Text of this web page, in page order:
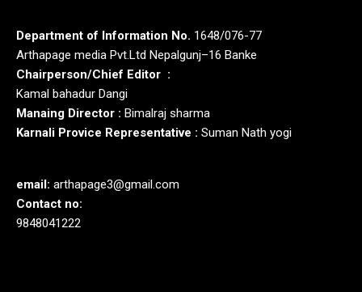
Department of Information No. 1648/076-77
Arthapage media Pvt.Ltd Nepalgunj–16 Banke
Chairperson/Chief Editor :
Kamal bahadur Dangi
Manaing Director : Bimalraj sharma
Karnali Provice Representative : Suman Nath yogi
email: arthapage3@gmail.com
Contact no:
9848041222